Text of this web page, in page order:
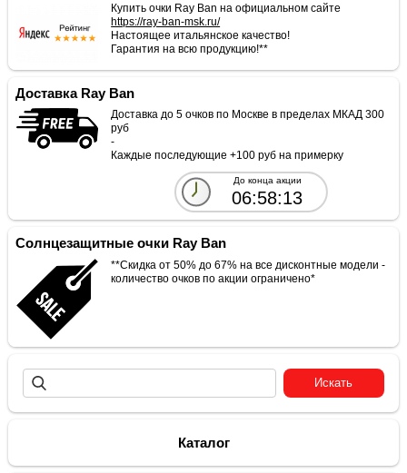
Купить очки Ray Ban на официальном сайте
https://ray-ban-msk.ru/
Настоящее итальянское качество!
Гарантия на всю продукцию!**
Доставка Ray Ban
Доставка до 5 очков по Москве в пределах МКАД 300
руб
-
Каждые последующие +100 руб на примерку
До конца акции
06:58:13
Солнцезащитные очки Ray Ban
**Скидка от 50% до 67% на все дисконтные модели -
количество очков по акции ограничено*
Каталог